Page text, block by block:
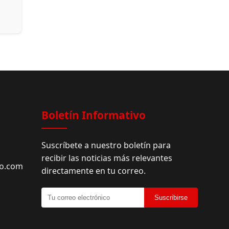
Boletín Informativo
Suscríbete a nuestro boletín para
recibir las noticias más relevantes
directamente en tu correo.
Suscribirse